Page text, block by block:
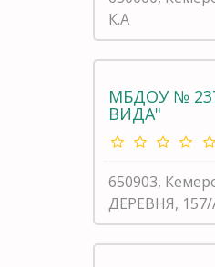
К.А
МБДОУ №
ВИДА"
650903,
ДЕРЕВНЯ,